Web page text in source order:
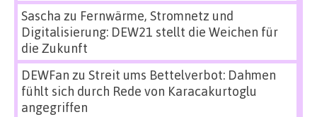
Sascha zu Fernwärme, Stromnetz und
Digitalisierung: DEW21 stellt die Weichen für
die Zukunft
DEWFan zu Streit ums Bettelverbot: Dahmen
fühlt sich durch Rede von Karacakurtoglu
angegriffen